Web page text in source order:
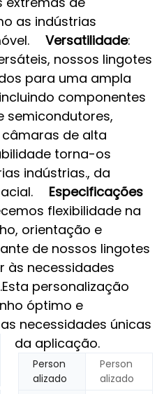
as indústrias
Versatilidade:
nossos lingotes
para uma ampla
componentes
semicondutores,
de alta
torna-os
indústrias., da
Especificações
flexibilidade na
orientação e
de nossos lingotes
às necessidades
personalização
óptimo e
necessidades únicas
da aplicação.
Person
alizado
Person
alizado